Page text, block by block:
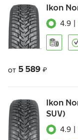
Ikon
4.9
от 5 589 ₽
Ikon
SUV)
4.9